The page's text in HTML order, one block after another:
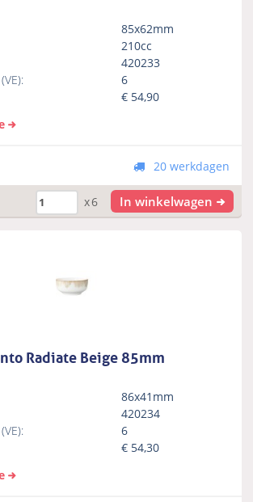
85x62mm
210cc
420233
6
€ 54,90
20 werkdagen
x6 In winkelwagen
Radiate Beige 85mm
86x41mm
420234
6
€ 54,30